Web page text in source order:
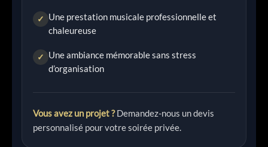
✓ Une prestation musicale professionnelle et
chaleureuse
✓ Une ambiance mémorable sans stress
d’organisation
Vous avez un projet ?Demandez-nous un devis
personnalisé pour votre soirée privée.